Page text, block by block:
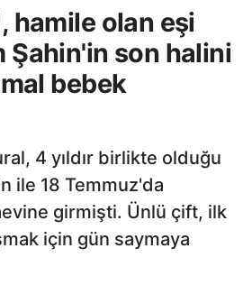
hamile olan eşi
Şahin'in son halini
bebek
4 yıldır birlikte olduğu
ile 18 Temmuz'da
girmişti. Ünlü çift, ilk
için gün saymaya